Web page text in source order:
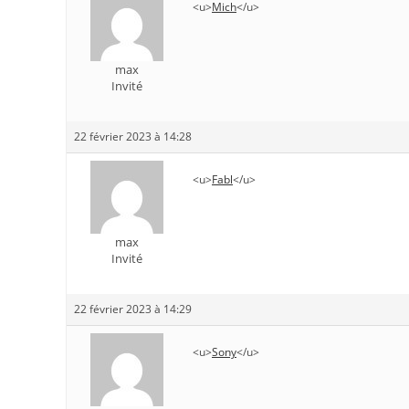
max
Invité
<u>Mich</u>
22 février 2023 à 14:28
max
Invité
<u>Fabl</u>
22 février 2023 à 14:29
<u>Sony</u>